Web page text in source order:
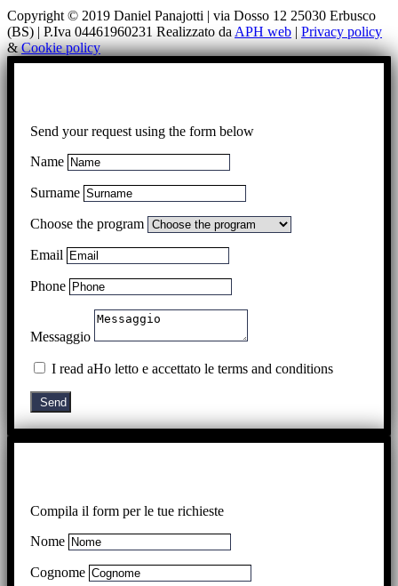
Copyright © 2019 Daniel Panajotti | via Dosso 12 25030 Erbusco
(BS) | P.Iva 04461960231 Realizzato daAPH web
Privacy policy
&Cookie policy
Send your request using the form below
Name
Surname
Choose the program
Email
Phone
Messaggio
I read aHo letto e accettato le terms and conditions
Send
Compila il form per le tue richieste
Nome
Cognome